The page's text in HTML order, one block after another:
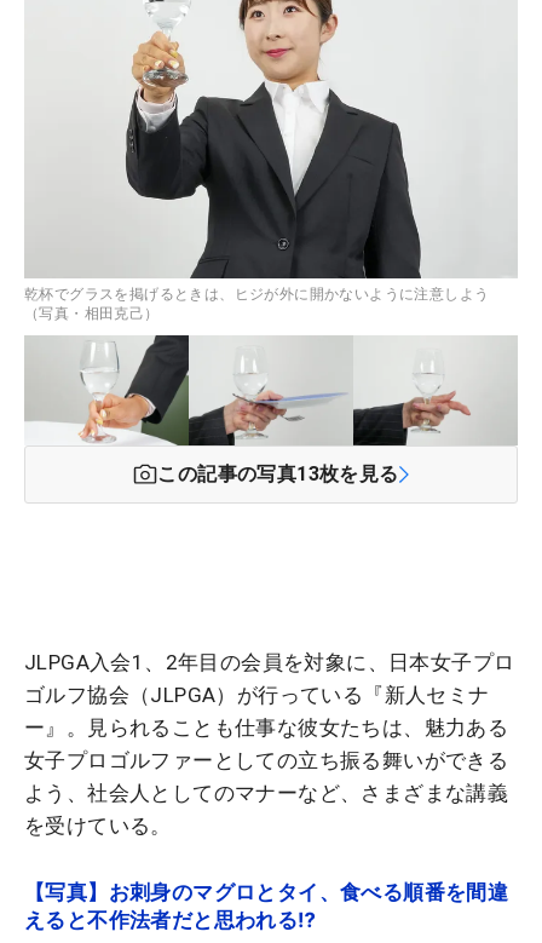
乾杯でグラスを掲げるときは、ヒジが外に開かないように注意しよう
（写真・相田克己）
この記事の写真13枚を見る
JLPGA入会1、2年目の会員を対象に、日本女子プロ
ゴルフ協会（JLPGA）が行っている『新人セミナ
ー』。見られることも仕事な彼女たちは、魅力ある
女子プロゴルファーとしての立ち振る舞いができる
よう、社会人としてのマナーなど、さまざまな講義
を受けている。
【写真】お刺身のマグロとタイ、食べる順番を間違
えると不作法者だと思われる⁉